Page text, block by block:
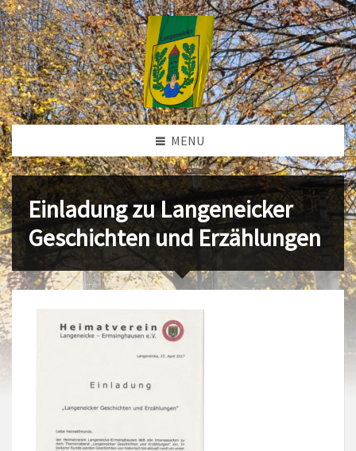
MENU
Einladung zu Langeneicker
Geschichten und Erzählungen